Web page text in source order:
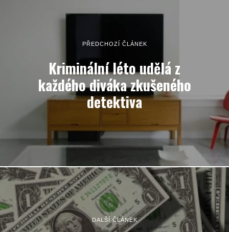
PŘEDCHOZÍ ČLÁNEK
Kriminální léto udělá z
každého diváka zkušeného
detektiva
DALŠÍ ČLÁNEK